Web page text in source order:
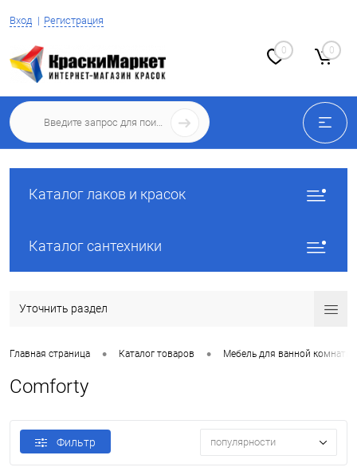
Вход Регистрация
0 0
Каталог лаков и красок
Каталог сантехники
Уточнить раздел
Главная страница • Каталог товаров • Мебель для ванной комнаты
Comforty
Фильтр популярности